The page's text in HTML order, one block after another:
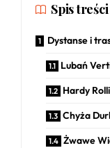
Spis treści
Dystanse i
Lubań
Hardy
Chyża
Żwawe